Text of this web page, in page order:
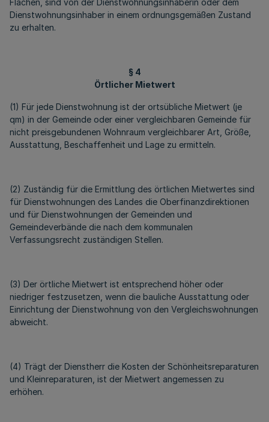
Flächen, sind von der Dienstwohnungsinhaberin oder dem
Dienstwohnungsinhaber in einem ordnungsgemäßen Zustand
zu erhalten.
§ 4
Örtlicher Mietwert
(1) Für jede Dienstwohnung ist der ortsübliche Mietwert (je
qm) in der Gemeinde oder einer vergleichbaren Gemeinde für
nicht preisgebundenen Wohnraum vergleichbarer Art, Größe,
Ausstattung, Beschaffenheit und Lage zu ermitteln.
(2) Zuständig für die Ermittlung des örtlichen Mietwertes sind
für Dienstwohnungen des Landes die Oberfinanzdirektionen
und für Dienstwohnungen der Gemeinden und
Gemeindeverbände die nach dem kommunalen
Verfassungsrecht zuständigen Stellen.
(3) Der örtliche Mietwert ist entsprechend höher oder
niedriger festzusetzen, wenn die bauliche Ausstattung oder
Einrichtung der Dienstwohnung von den Vergleichswohnungen
abweicht.
(4) Trägt der Dienstherr die Kosten der Schönheitsreparaturen
und Kleinreparaturen, ist der Mietwert angemessen zu
erhöhen.